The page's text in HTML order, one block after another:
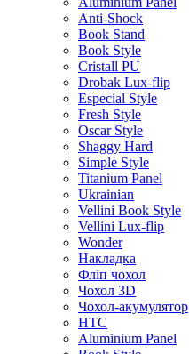
Anti-Shock
Book Stand
Book Style
Cristall PU
Drobak Lux-flip
Especial Style
Fresh Style
Oscar Style
Shaggy Hard
Simple Style
Titanium Panel
Ukrainian
Vellini Book Style
Vellini Lux-flip
Wonder
Накладка
Фліп чохол
Чохол 3D
Чохол-акумулятор
HTC
Aluminium Panel